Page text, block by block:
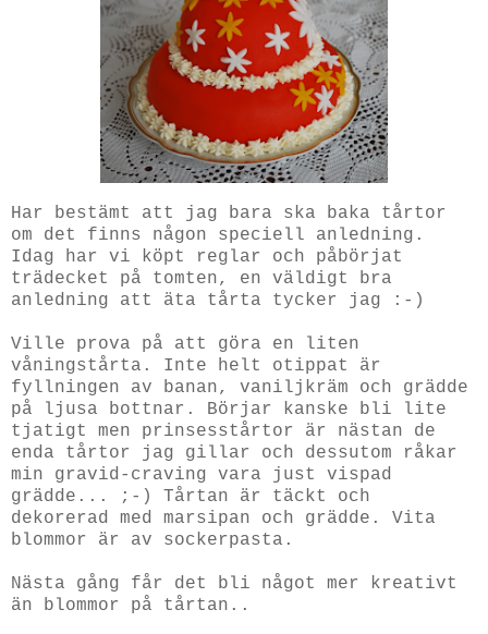
Har bestämt att jag bara ska baka tårtor
om det finns någon speciell anledning.
Idag har vi köpt reglar och påbörjat
trädecket på tomten, en väldigt bra
anledning att äta tårta tycker jag :-)
Ville prova på att göra en liten
våningstårta. Inte helt otippat är
fyllningen av banan, vaniljkräm och grädde
på ljusa bottnar. Börjar kanske bli lite
tjatigt men prinsesstårtor är nästan de
enda tårtor jag gillar och dessutom råkar
min gravid-craving vara just vispad
grädde... ;-) Tårtan är täckt och
dekorerad med marsipan och grädde. Vita
blommor är av sockerpasta.
Nästa gång får det bli något mer kreativt
än blommor på tårtan..